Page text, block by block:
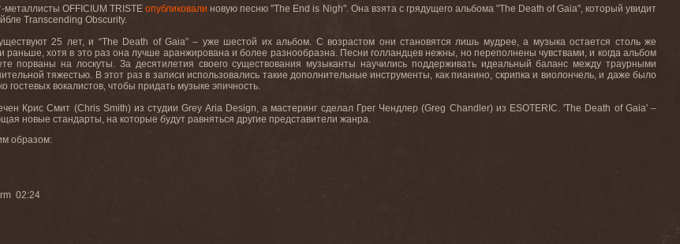
металлистыOFFICIUM TRISTE опубликовали новую песню"The End is Nigh". Она взята с грядущего альбома "The Death of Gaia", который увидит
Transcending Obscurity.
25 лет, и “The Death of Gaia” – уже шестой их альбом. С возрастом они становятся лишь мудрее, а музыка остается столь же
раньше, хотя в это раз она лучше аранжирована и более разнообразна. Песни голландцев нежны, но переполнены чувствами, и когда альбом
порваны на лоскуты. За десятилетия своего существования музыканты научились поддерживать идеальный баланс между траурными
тяжестью. В этот раз в записи использовались такие дополнительные инструменты, как пианино, скрипка и виолончель, и даже было
гостевых вокалистов, чтобы придать музыке эпичность.
Крис Смит (Chris Smith) из студииGrey Aria Design, а мастеринг сделал Грег Чендлер (Greg Chandler) из ESOTERIC. 'The Death of Gaia' –
новые стандарты, на которые будут равняться другие представители жанра.
образом:
02:24